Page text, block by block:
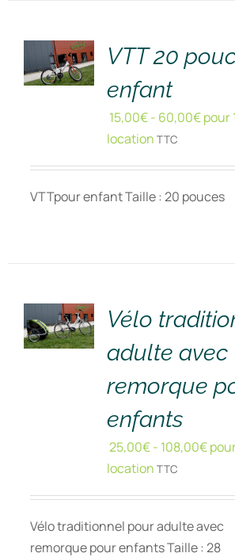
DÉTAILS
VTT 20
enfant
15,00€- 60,00€pour
location TTC
VTTpour enfant Taille : 20 pouces
DÉTAILS
Vélo
adulte avec
remorque
enfants
25,00€- 108,00€
location TTC
Vélo traditionnel pour adulte avec
remorque pour enfants Taille : 28